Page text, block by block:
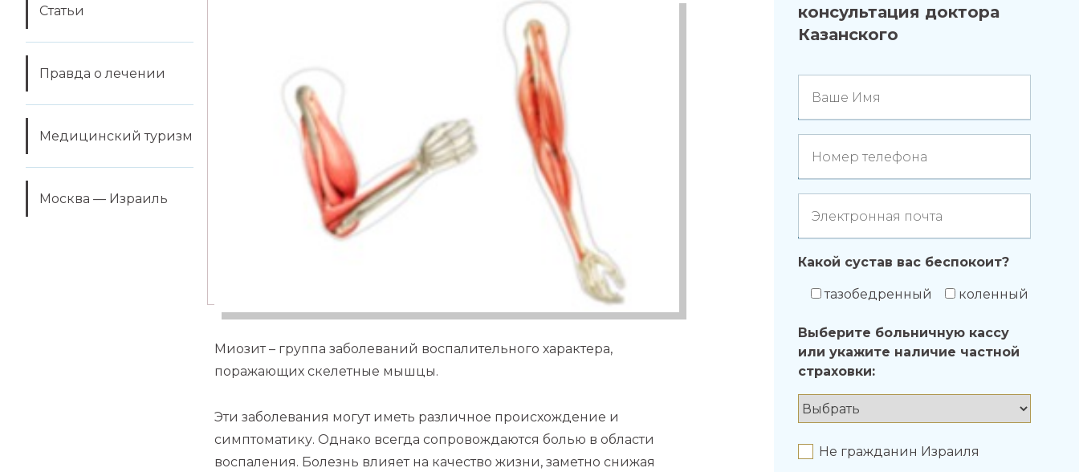
Статьи
Правда о лечении
Медицинский туризм
Москва — Израиль
Миозит – группа заболеваний воспалительного характера,
поражающих скелетные мышцы.
Эти заболевания могут иметь различное происхождение и
симптоматику. Однако всегда сопровождаются болью в области
воспаления. Болезнь влияет на качество жизни, заметно снижая
консультация доктора
Казанского
Ваше Имя
Номер телефона
Электронная почта
Какой сустав вас беспокоит?
тазобедренный коленный
Выберите больничную кассу
или укажите наличие частной
страховки:
Не гражданин Израиля